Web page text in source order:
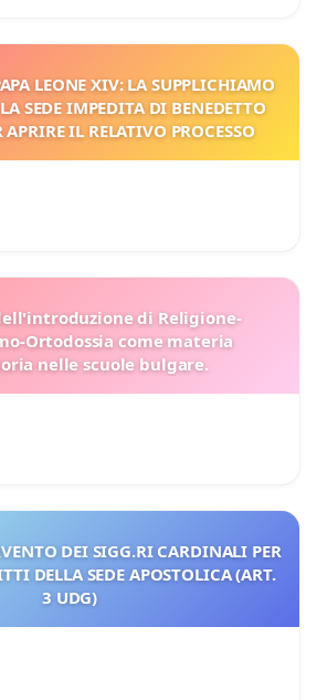
LEONE XIV: LA SUPPLICHIAMO
SEDE IMPEDITA DI BENEDETTO
IL RELATIVO PROCESSO
di Religione-
Ortodossia come materia
nelle scuole bulgare.
DEI SIGG.RI CARDINALI PER
DELLA SEDE APOSTOLICA (ART.
3 UDG)